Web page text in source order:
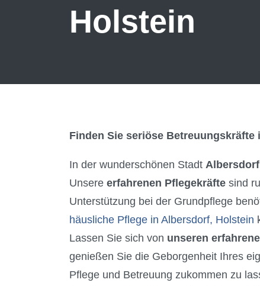
Holstein
Finden Sie seriöse Betreuungskräfte
In der wunderschönen Stadt
Unsere erfahrenen Pflegekräfte sind
Unterstützung bei der Grundpflege
häusliche Pflege in Albersdorf, Holstein
Lassen Sie sich von unseren
genießen Sie die Geborgenheit Ihres
Pflege und Betreuung zukommen zu